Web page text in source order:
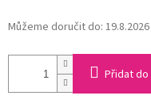
Můžeme doručit do: 19.8.2026
Přidat